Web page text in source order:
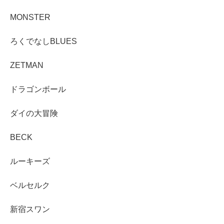
MONSTER
ろくでなしBLUES
ZETMAN
ドラゴンボール
ダイの大冒険
BECK
ルーキーズ
ベルセルク
新宿スワン